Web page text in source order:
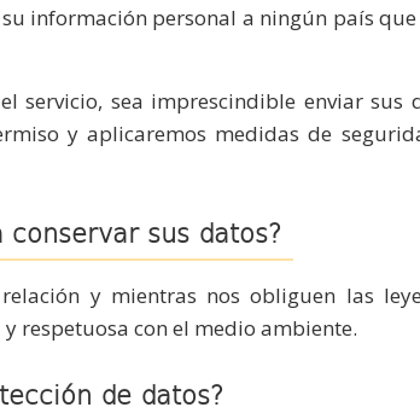
información personal a ningún país
servicio, sea imprescindible enviar
y aplicaremos medidas de
sus datos?
y mientras nos obliguen las
respetuosa con el medio ambiente.
de datos?